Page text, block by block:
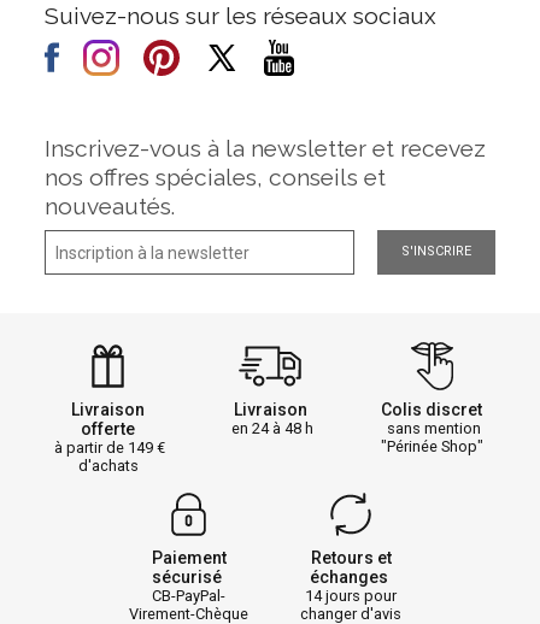
Suivez-nous sur les réseaux sociaux
Inscrivez-vous à la newsletter et recevez
nos offres spéciales, conseils et
nouveautés.
S'INSCRIRE
Livraison
offerte
à partir de 149
d'achats
Livraison
en 24 à 48 h
Colis discret
sans mention
"Périnée Shop"
Paiement
sécurisé
CB-PayPal-
Virement-Chèque
Retours et
échanges
14 jours pour
changer d'avis